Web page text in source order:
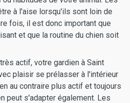
à l'aise lorsqu'ils sont loin de
fois, il est donc important que
et que la routine du chien soit
actif, votre gardien à Saint
plaisir se prélasser à l'intérieur
au contraire plus actif et toujours
peut s'adapter également. Les